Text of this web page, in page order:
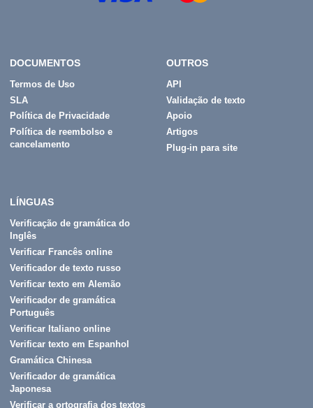
DOCUMENTOS
Termos de Uso
SLA
Política de Privacidade
Política de reembolso e
cancelamento
OUTROS
API
Validação de texto
Apoio
Artigos
Plug-in para site
LÍNGUAS
Verificação de gramática do
Inglês
Verificar Francês online
Verificador de texto russo
Verificar texto em Alemão
Verificador de gramática
Português
Verificar Italiano online
Verificar texto em Espanhol
Gramática Chinesa
Verificador de gramática
Japonesa
Verificar a ortografia dos textos